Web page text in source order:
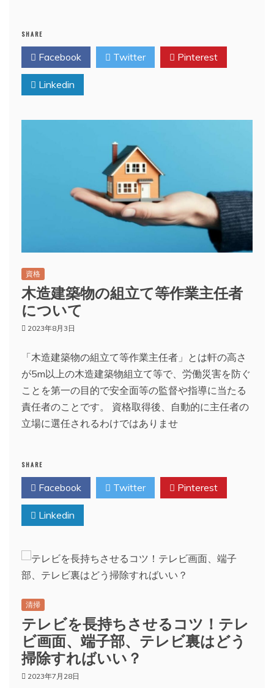
SHARE
Facebook Twitter Pinterest
Linkedin
資格
木造建築物の組立て等作業主任者
について
2023年8月3日
「木造建築物の組立て等作業主任者」とは軒の高さ
が5m以上の木造建築物組立て等で、労働災害を防ぐ
ことを第一の目的で安全面等の監督や指導に当たる
責任者のことです。 資格取得後、自動的に主任者の
立場に選任されるわけではありませ
SHARE
Facebook Twitter Pinterest
Linkedin
清掃
テレビを長持ちさせるコツ！テレ
ビ画面、端子部、テレビ裏はどう
掃除すればいい？
2023年7月28日